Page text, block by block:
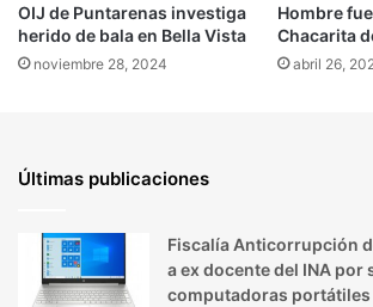
OIJ de Puntarenas investiga
herido de bala en Bella Vista
noviembre 28, 2024
Hombre
Chacarita
abril 26,
Últimas publicaciones
Fiscalía Anticorrupción
a ex docente del INA por
computadoras portátiles